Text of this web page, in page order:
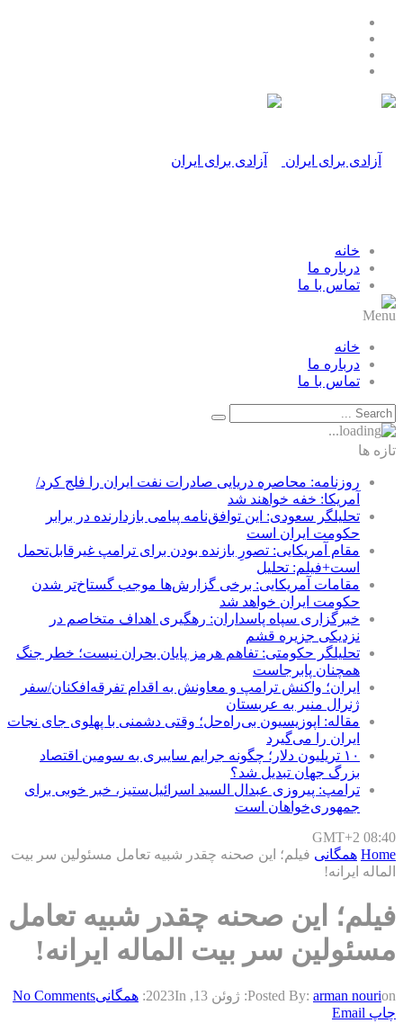
خانه
درباره ما
تماس با ما
Menu
خانه
درباره ما
تماس با ما
تازه ها
روزنامه: محاصره دریایی صادرات نفت ایران را فلج کرد/
آمریکا: خفه خواهند شد
تحلیلگر سعودی: این توافق‌نامه پیامی بازدارنده در برابر
حکومت ایران است
مقام آمریکایی: تصورِ بازنده بودن برای ترامپ غیرقابل‌تحمل
است+فیلم: تحلیل
مقامات آمریکایی: برخی گزارش‌ها موجب گستاخ‌تر شدن
حکومت ایران خواهد شد
خبرگزاری سپاه پاسداران: رهگیری اهداف متخاصم در
نزدیکی جزیره قشم
تحلیلگر حکومتی: تفاهم هرمز پایان بحران نیست؛ خطر جنگ
همچنان پابرجاست
ایران؛ واکنش ترامپ و معاونش به اقدام تفرقه‌افکنان/سفر
ژنرال منیر به عربستان
مقاله: اپوزیسیون بی‌راه‌حل؛ وقتی دشمنی با پهلوی جای نجات
ایران را می‌گیرد
۱۰ تریلیون دلار؛ چگونه جرایم سایبری به سومین اقتصاد
بزرگ جهان تبدیل شد؟
ترامپ: پیروزی عبدال السید اسرائیل‌ستیز، خبر خوبی برای
جمهوری‌خواهان است
GMT+2 08:40
Home همگانی فیلم؛ این صحنه چقدر شبیه تعامل مسئولین سر بیت
الماله ایرانه!
فیلم؛ این صحنه چقدر شبیه تعامل
مسئولین سر بیت الماله ایرانه!
Posted By: arman nourion: ژوئن 13, 2023 In: همگانیNo Comments
چاپ Email